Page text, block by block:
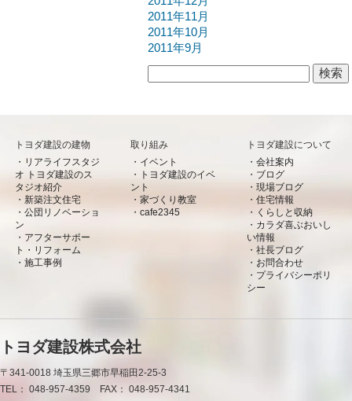
2011年11月
2011年10月
2011年9月
トヨダ建設の建物
リアライフスタジ
オ トヨダ建設のス
タジオ紹介
新築注文住宅
公団リノベーショ
ン
アフターサポー
ト・リフォーム
施工事例
取り組み
イベント
トヨダ建設のイベ
ント
家づくり教室
cafe2345
トヨダ建設について
会社案内
ブログ
現場ブログ
住宅情報
くらしと収納
カラダ喜ぶおいし
い情報
社長ブログ
お問合わせ
プライバシーポリ
シー
トヨダ建設株式会社
〒341-0018 埼玉県三郷市早稲田2-25-3
TEL： 048-957-4359 FAX： 048-957-4341